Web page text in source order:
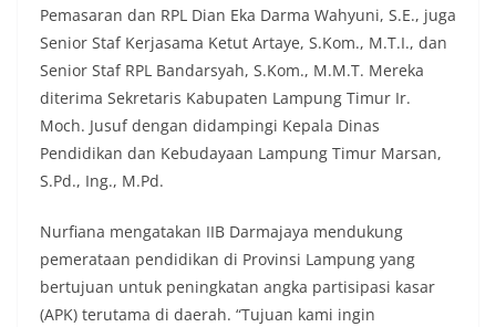
Pemasaran dan RPL Dian Eka Darma Wahyuni, S.E., juga
Senior Staf Kerjasama Ketut Artaye, S.Kom., M.T.I., dan
Senior Staf RPL Bandarsyah, S.Kom., M.M.T. Mereka
diterima Sekretaris Kabupaten Lampung Timur Ir.
Moch. Jusuf dengan didampingi Kepala Dinas
Pendidikan dan Kebudayaan Lampung Timur Marsan,
S.Pd., Ing., M.Pd.
Nurfiana mengatakan IIB Darmajaya mendukung
pemerataan pendidikan di Provinsi Lampung yang
bertujuan untuk peningkatan angka partisipasi kasar
(APK) terutama di daerah. “Tujuan kami ingin